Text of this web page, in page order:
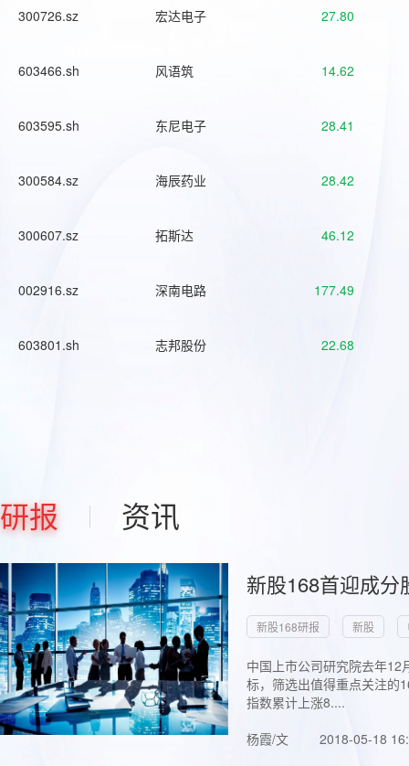
300726.sz 宏达电子 27.80
603466.sh 风语筑 14.62
603595.sh 东尼电子 28.41
300584.sz 海辰药业 28.42
300607.sz 拓斯达 46.12
002916.sz 深南电路 177.49
603801.sh 志邦股份 22.68
研报 资讯
新股168首迎成
新股168研报 新股
中国上市公司研究院去年
标，筛选出值得重点关注的
指数累计上涨8....
杨霞/文
2018-05-18